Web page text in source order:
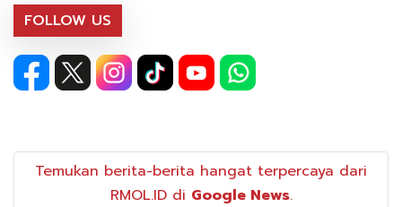
FOLLOW US
Temukan berita-berita hangat terpercaya dari
RMOL.ID di Google News.